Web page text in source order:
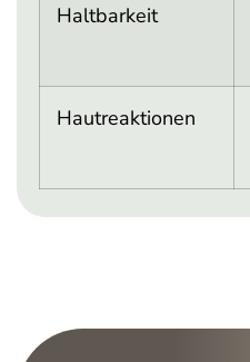
Haltbarkeit
Hautreaktionen